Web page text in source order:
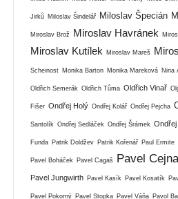
Jirků Miloslav Šindelář Miloslav Špecián
Miroslav Brož Miroslav Havránek
Miroslav Kutílek Miroslav Mareš
Scheinost Monika Barton Monika Mareková Nina
Oldřich Semerák Oldřich Tůma Oldřich Vinař
Fišer Ondřej Holý Ondřej Kolář Ondřej Pejcha
Santolík Ondřej Sedláček Ondřej Šrámek Ondřej
Funda Patrik Doldžev Patrik Kořenář Paul Ermite
Pavel Boháček Pavel Cagaš Pavel
Pavel Jungwirth Pavel Kasík Pavel Kosatík
Pavel Pokorný Pavel Stopka Pavel Váňa Pavol